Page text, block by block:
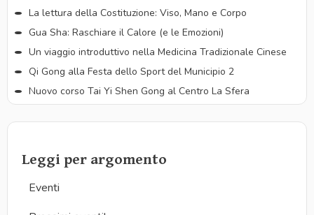
La lettura della Costituzione: Viso, Mano e Corpo
Gua Sha: Raschiare il Calore (e le Emozioni)
Un viaggio introduttivo nella Medicina Tradizionale Cinese
Qi Gong alla Festa dello Sport del Municipio 2
Nuovo corso Tai Yi Shen Gong al Centro La Sfera
Leggi per argomento
Eventi